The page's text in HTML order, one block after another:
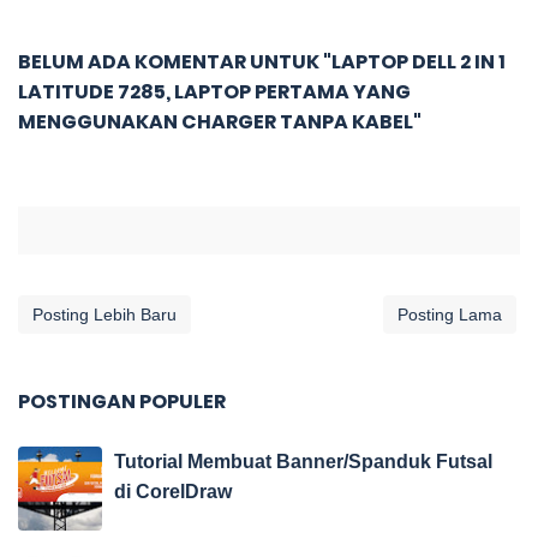
BELUM ADA KOMENTAR UNTUK "LAPTOP DELL 2 IN 1
LATITUDE 7285, LAPTOP PERTAMA YANG
MENGGUNAKAN CHARGER TANPA KABEL"
Posting Lebih Baru Posting Lama
POSTINGAN POPULER
Tutorial Membuat Banner/Spanduk Futsal
di CorelDraw